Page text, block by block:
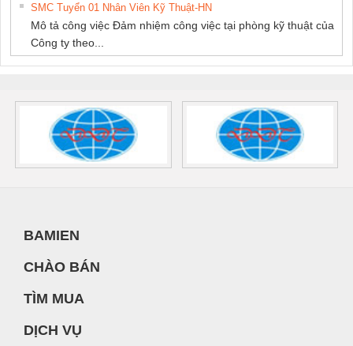
SMC Tuyển 01 Nhân Viên Kỹ Thuật-HN
Mô tả công việc Đảm nhiệm công việc tại phòng kỹ thuật của
Công ty theo...
BAMIEN
CHÀO BÁN
TÌM MUA
DỊCH VỤ